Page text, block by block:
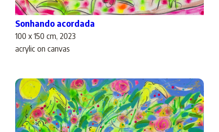
Sonhando acordada
100 x 150 cm, 2023
acrylic on canvas